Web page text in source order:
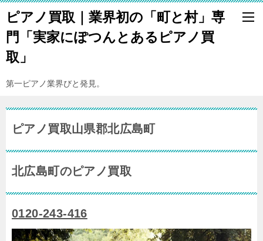
ピアノ買取｜業界初の「町と村」専
門「実家にぽつんとあるピアノ買
取」
第一ピアノ業界びと発見。
ピアノ買取山県郡北広島町
北広島町のピアノ買取
0120-243-416